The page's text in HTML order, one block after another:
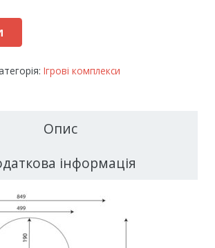
Ігрові комплекси
Опис
інформація